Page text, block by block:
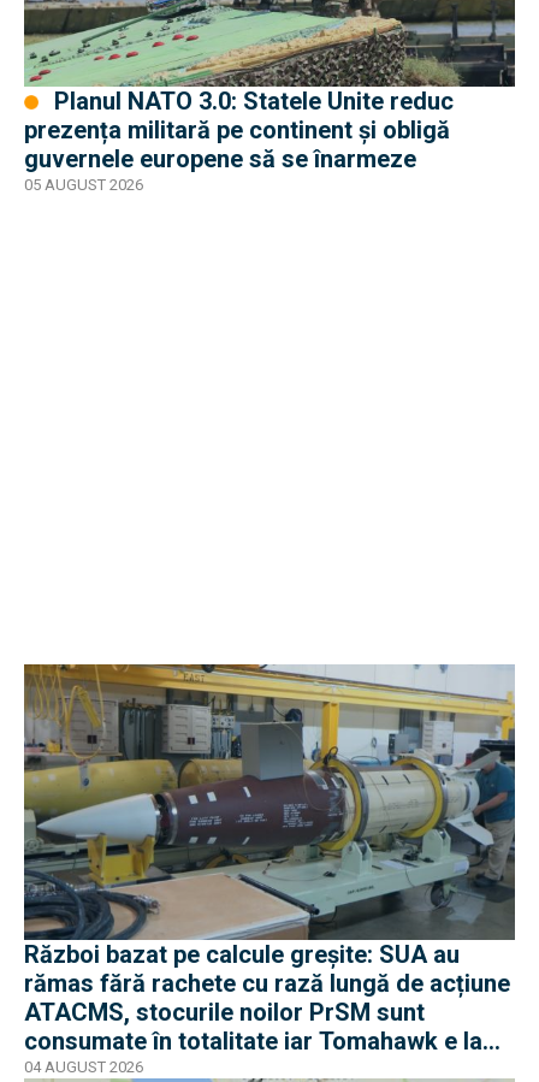
prezența militară pe continent și obligă
guvernele europene să se înarmeze
05 AUGUST 2026
Război bazat pe calcule greșite: SUA au
rămas fără rachete cu rază lungă de acțiune
ATACMS, stocurile noilor PrSM sunt
consumate în totalitate iar Tomahawk e la
jumătate
04 AUGUST 2026